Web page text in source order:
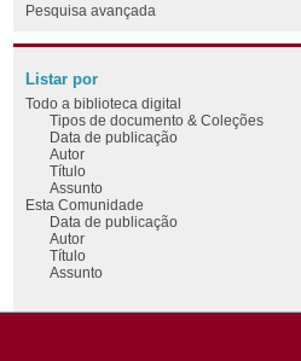
Pesquisa avançada
Listar por
Todo a biblioteca digital
Tipos de documento & Coleções
Data de publicação
Autor
Título
Assunto
Esta Comunidade
Data de publicação
Autor
Título
Assunto